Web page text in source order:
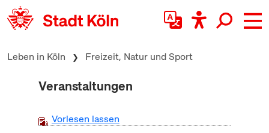
zum Inhalt springen
Leben in Köln Freizeit, Natur und Sport
Veranstaltungen
Vorlesen lassen